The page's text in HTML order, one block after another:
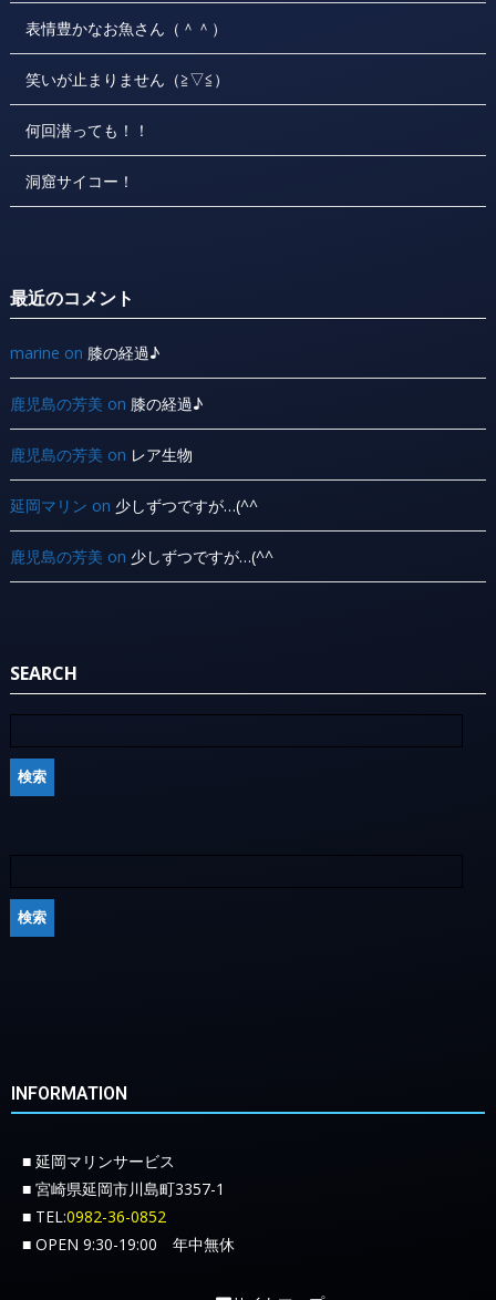
表情豊かなお魚さん（＾＾）
笑いが止まりません（≧▽≦）
何回潜っても！！
洞窟サイコー！
最近のコメント
marine on 膝の経過♪
鹿児島の芳美 on 膝の経過♪
鹿児島の芳美 on レア生物
延岡マリン on 少しずつですが…(^^ ゞ
鹿児島の芳美 on 少しずつですが…(^^ ゞ
SEARCH
INFORMATION
■ 延岡マリンサービス
■ 宮崎県延岡市川島町3357-1
■ TEL:0982-36-0852
■ OPEN 9:30-19:00 年中無休